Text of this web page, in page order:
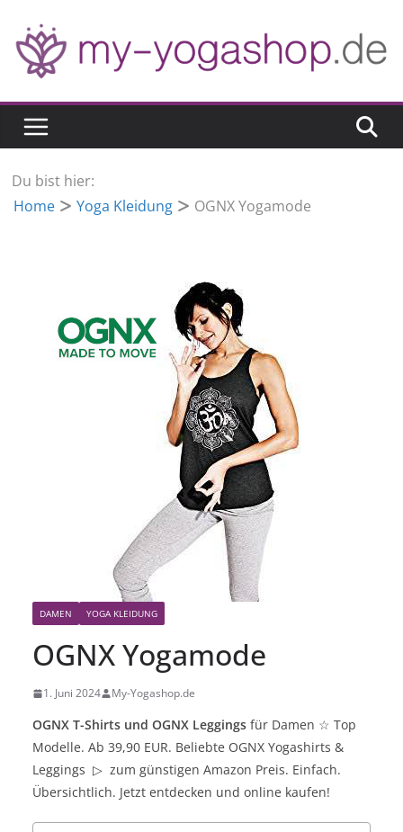
Inhalt
springen
Du bist hier:
Home
Yoga Kleidung OGNX Yogamode
DAMEN YOGA KLEIDUNG
OGNX Yogamode
1. Juni 2024 My-Yogashop.de
OGNX T-Shirts und OGNX Leggings für Damen ☆ Top
Modelle. Ab 39,90 EUR. Beliebte OGNX Yogashirts &
Leggings ▷ zum günstigen Amazon Preis. Einfach.
Übersichtlich. Jetzt entdecken und online kaufen!